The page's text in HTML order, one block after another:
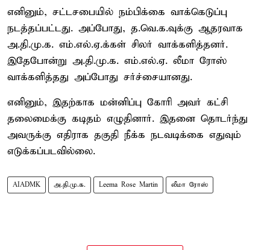
எனினும், சட்டசபையில் நம்பிக்கை வாக்கெடுப்பு
நடத்தப்பட்டது. அப்போது, த.வெ.க.வுக்கு ஆதரவாக
அ.தி.மு.க. எம்.எல்.ஏ.க்கள் சிலர் வாக்களித்தனர்.
இதேபோன்று அ.தி.மு.க. எம்.எல்.ஏ. லீமா ரோஸ்
வாக்களித்தது அப்போது சர்ச்சையானது.
எனினும், இதற்காக மன்னிப்பு கோரி அவர் கட்சி
தலைமைக்கு கடிதம் எழுதினார். இதனை தொடர்ந்து
அவருக்கு எதிராக தகுதி நீக்க நடவடிக்கை எதுவும்
எடுக்கப்படவில்லை.
AIADMK அ.தி.மு.க. Leema Rose Martin லீமா ரோஸ்